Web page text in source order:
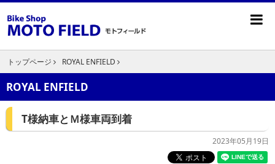
トップページ ROYAL ENFIELD
ROYAL ENFIELD
T様納車とＭ様車両到着
2023年05月19日